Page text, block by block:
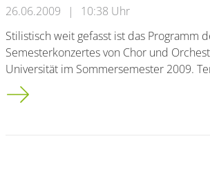
26.06.2009 |
10:38 Uhr
Stilistisch weit gefasst ist das Programm
Semesterkonzertes von Chor und
Universität im Sommersemester 2009.
Semesterkonzert mit Chor und